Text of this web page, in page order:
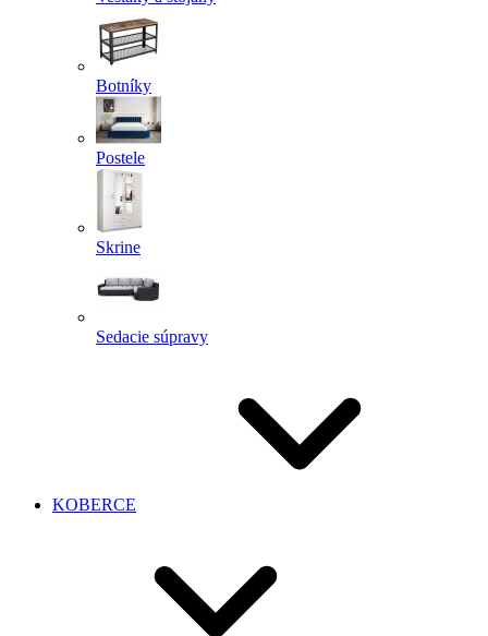
Botníky
Postele
Skrine
Sedacie súpravy
KOBERCE